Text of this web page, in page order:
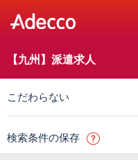
【九州】派遣求人
こだわらない
検索条件の保存